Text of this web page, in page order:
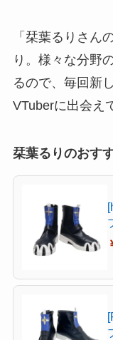
「栞葉るりさん
り。様々な分野
るので、毎回新
VTuberに出会え
栞葉るりのおす